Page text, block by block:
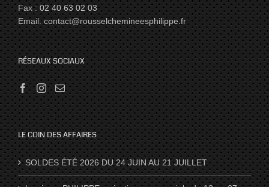
Fax :02 40 63 02 03
Email:contact@rousselchemineesphilippe.fr
RÉSEAUX SOCIAUX
LE COIN DES AFFAIRES
SOLDES ÉTÉ 2026 DU 24 JUIN AU 21 JUILLET